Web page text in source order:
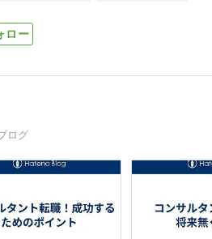
ログ